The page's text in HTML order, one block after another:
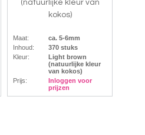
(natuurlijke kleur van
kokos)
Maat:
ca. 5-6mm
Inhoud:
370 stuks
Kleur:
Light brown
(natuurlijke kleur
van kokos)
Prijs:
Inloggen voor
prijzen